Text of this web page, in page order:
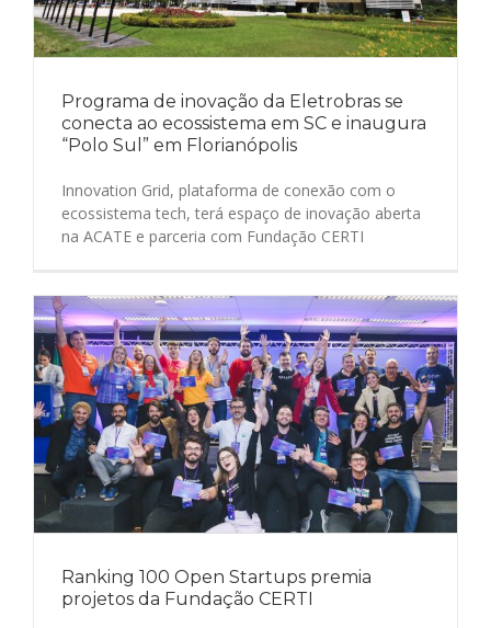
Programa de inovação da Eletrobras se
conecta ao ecossistema em SC e inaugura
“Polo Sul” em Florianópolis
Innovation Grid, plataforma de conexão com o
ecossistema tech, terá espaço de inovação aberta
na ACATE e parceria com Fundação CERTI
Ranking 100 Open Startups premia
projetos da Fundação CERTI